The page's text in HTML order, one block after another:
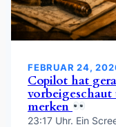
FEBRUAR 24,
Copilot hat
merken
23:17 Uhr. Ein